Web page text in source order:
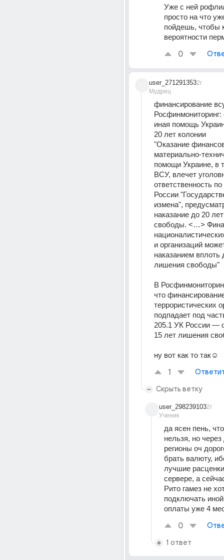
Уже с ней
просто на что
пойдешь, чтобы
вероятности
0
user_271291353
Мудрец
2г
финансирование
иная помощь
20 лет колонии
"Оказание
материально-
помощи Украине, в
ВСУ, влечет
ответственность
России
измена",
наказание до 20
свободы. <…>
и организаций
наказанием вплоть
лишения свободы"
В
что
террористических
подпадает под
205.1 УК России —
15 лет лишения
ну вот как то так☺
1
Скрыть ветку
user_298239103
Ученик
2г
да ясен пень,
нельзя, но через
регионы оч
брать валюту,
лучшие
сервере, а
Рито гамез не
подключать
оплаты уже 4
0
1 ответ